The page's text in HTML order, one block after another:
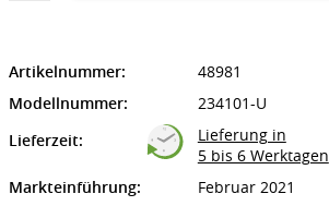
Artikelnummer:
48981
Modellnummer:
234101-U
Lieferzeit:
Lieferung in
5 bis 6 Werktagen
Markteinführung:
Februar 2021